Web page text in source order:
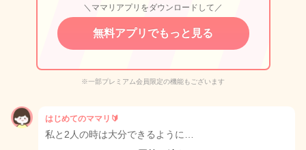
＼ママリアプリをダウンロードして／
無料アプリでもっと見る
※一部プレミアム会員限定の機能もございます
はじめてのママリ🔰
私と2人の時は大分できるように…